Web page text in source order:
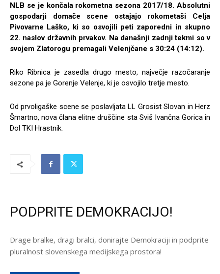
NLB se je končala rokometna sezona 2017/18. Absolutni
gospodarji domače scene ostajajo rokometaši Celja
Pivovarne Laško, ki so osvojili peti zaporedni in skupno
22. naslov državnih prvakov. Na današnji zadnji tekmi so v
svojem Zlatorogu premagali Velenjčane s 30:24 (14:12).
Riko Ribnica je zasedla drugo mesto, največje razočaranje
sezone pa je Gorenje Velenje, ki je osvojilo tretje mesto.
Od prvoligaške scene se poslavljata LL Grosist Slovan in Herz
Šmartno, nova člana elitne druščine sta Sviš Ivančna Gorica in
Dol TKI Hrastnik.
PODPRITE DEMOKRACIJO!
Drage bralke, dragi bralci, donirajte Demokraciji in podprite
pluralnost slovenskega medijskega prostora!